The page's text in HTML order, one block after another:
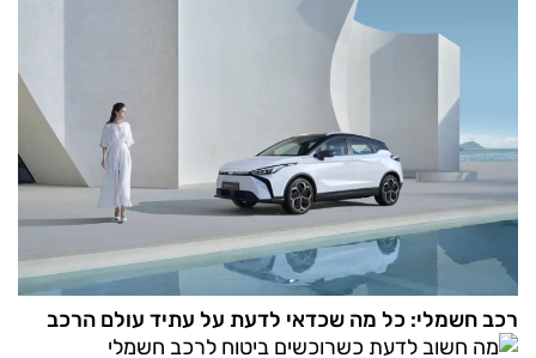
רכב חשמלי: כל מה שכדאי לדעת על עתיד עולם הרכב